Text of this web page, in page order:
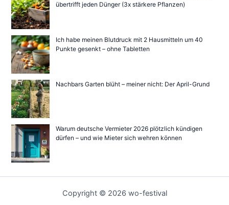
übertrifft jeden Dünger (3x stärkere Pflanzen)
Ich habe meinen Blutdruck mit 2 Hausmitteln um 40
Punkte gesenkt – ohne Tabletten
Nachbars Garten blüht – meiner nicht: Der April-Grund
Warum deutsche Vermieter 2026 plötzlich kündigen
dürfen – und wie Mieter sich wehren können
Copyright © 2026 wo-festival